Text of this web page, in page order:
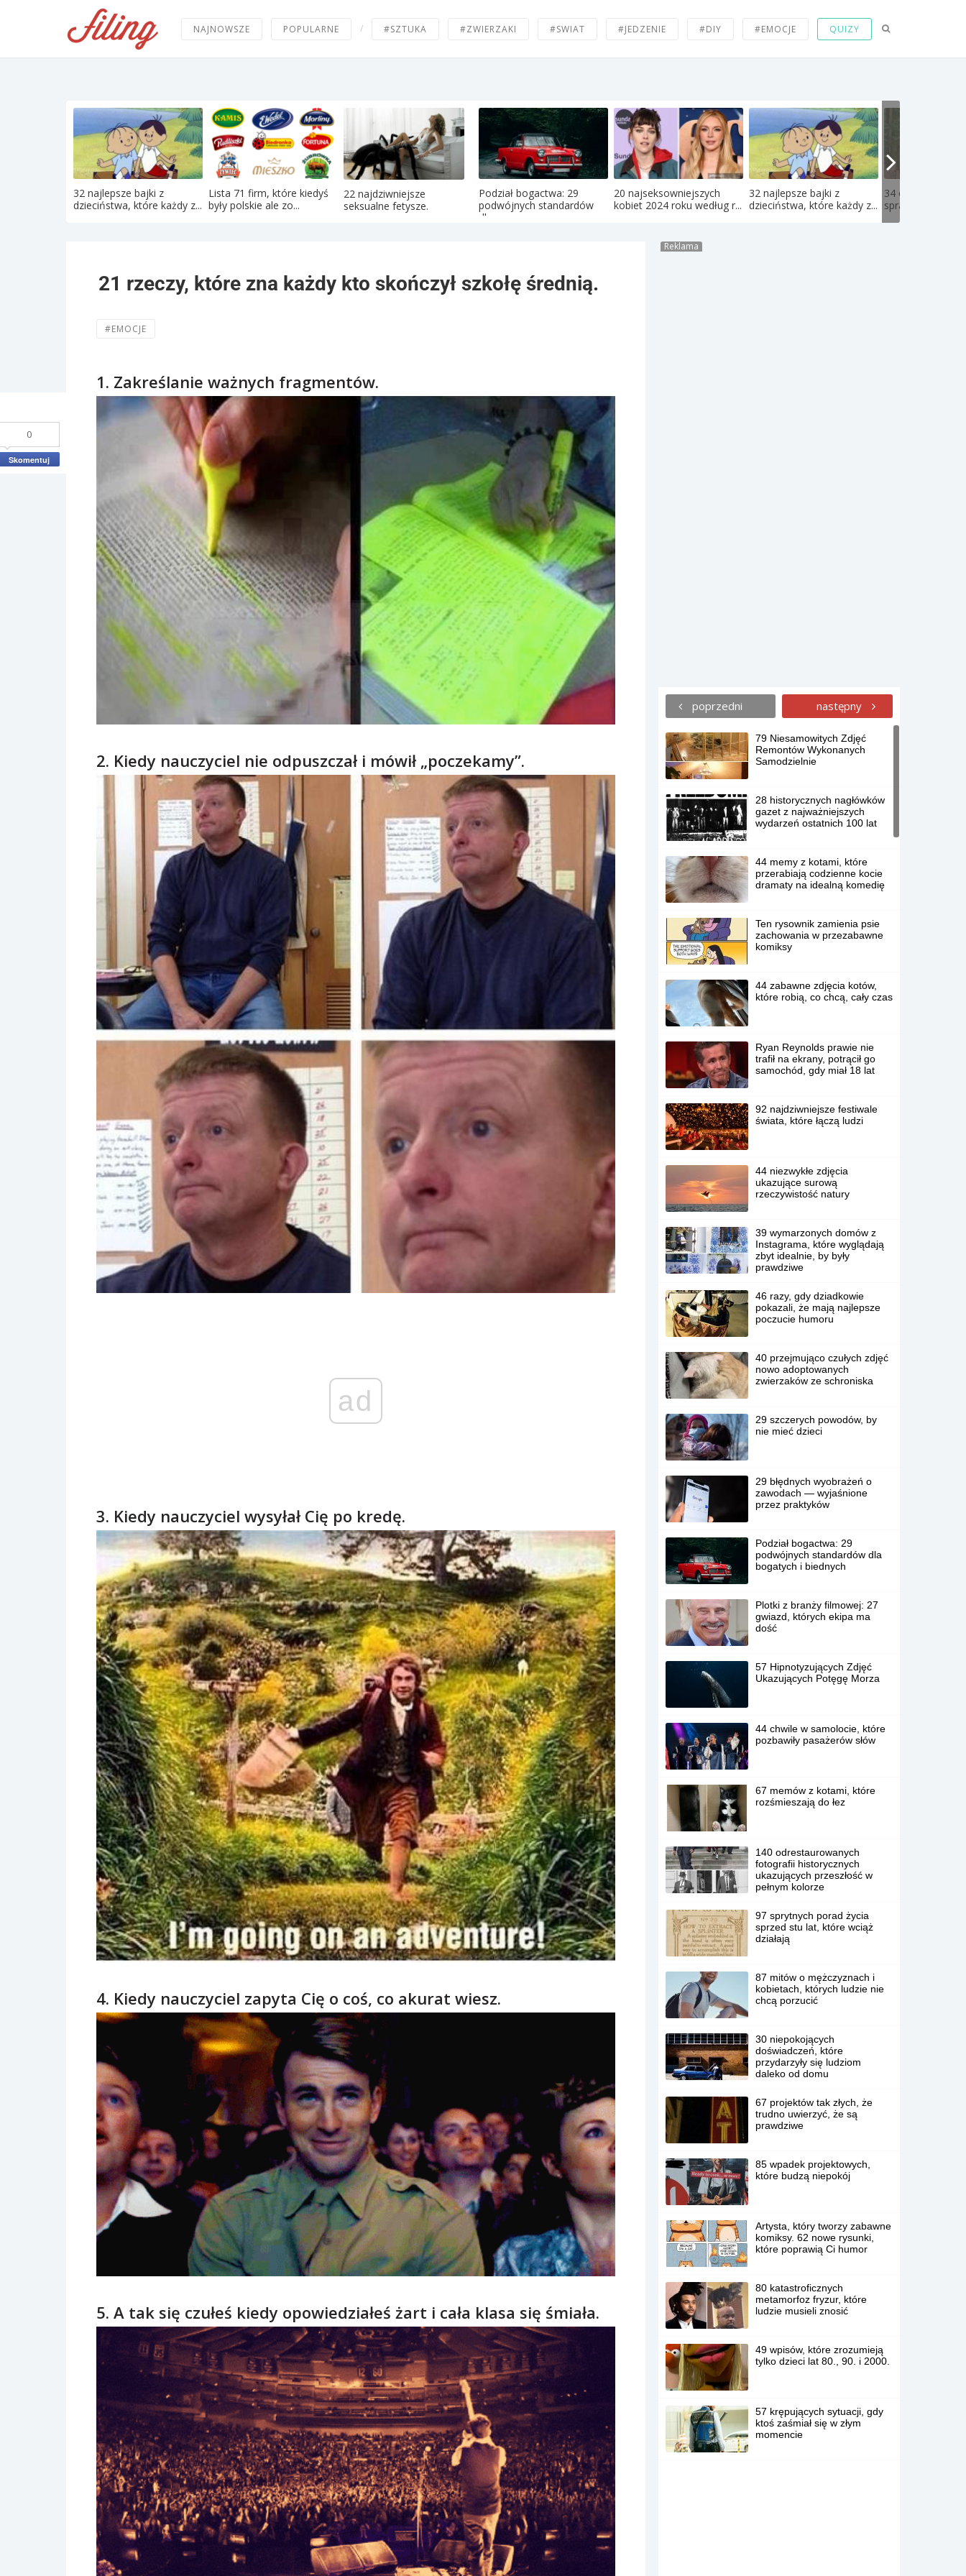
NAJNOWSZE POPULARNE / #SZTUKA #ZWIERZAKI #SWIAT #JEDZENIE #DIY #EMOCJE QUIZY
32 najlepsze bajki z
dzieciństwa, które każdy z...
Lista 71 firm, które kiedyś
były polskie ale zo...
22 najdziwniejsze
seksualne fetysze.
Podział bogactwa: 29
podwójnych standardów
dla ...
20 najseksowniejszych
kobiet 2024 roku według r...
32 najlepsze bajki z
dzieciństwa, które każdy z...
34 olbrzymie
sprawiają, że
21 rzeczy, które zna każdy kto skończył szkołę średnią.
#EMOCJE
0
Skomentuj
1. Zakreślanie ważnych fragmentów.
2. Kiedy nauczyciel nie odpuszczał i mówił „poczekamy”.
ad
3. Kiedy nauczyciel wysyłał Cię po kredę.
4. Kiedy nauczyciel zapyta Cię o coś, co akurat wiesz.
5. A tak się czułeś kiedy opowiedziałeś żart i cała klasa się śmiała.
Reklama
poprzedni następny
79 Niesamowitych Zdjęć
Remontów Wykonanych
Samodzielnie
28 historycznych nagłówków
gazet z najważniejszych
wydarzeń ostatnich 100 lat
44 memy z kotami, które
przerabiają codzienne kocie
dramaty na idealną komedię
Ten rysownik zamienia psie
zachowania w przezabawne
komiksy
44 zabawne zdjęcia kotów,
które robią, co chcą, cały czas
Ryan Reynolds prawie nie
trafił na ekrany, potrącił go
samochód, gdy miał 18 lat
92 najdziwniejsze festiwale
świata, które łączą ludzi
44 niezwykłe zdjęcia
ukazujące surową
rzeczywistość natury
39 wymarzonych domów z
Instagrama, które wyglądają
zbyt idealnie, by były
prawdziwe
46 razy, gdy dziadkowie
pokazali, że mają najlepsze
poczucie humoru
40 przejmująco czułych zdjęć
nowo adoptowanych
zwierzaków ze schroniska
29 szczerych powodów, by
nie mieć dzieci
29 błędnych wyobrażeń o
zawodach — wyjaśnione
przez praktyków
Podział bogactwa: 29
podwójnych standardów dla
bogatych i biednych
Plotki z branży filmowej: 27
gwiazd, których ekipa ma
dość
57 Hipnotyzujących Zdjęć
Ukazujących Potęgę Morza
44 chwile w samolocie, które
pozbawiły pasażerów słów
67 memów z kotami, które
rozśmieszają do łez
140 odrestaurowanych
fotografii historycznych
ukazujących przeszłość w
pełnym kolorze
97 sprytnych porad życia
sprzed stu lat, które wciąż
działają
87 mitów o mężczyznach i
kobietach, których ludzie nie
chcą porzucić
30 niepokojących
doświadczeń, które
przydarzyły się ludziom
daleko od domu
67 projektów tak złych, że
trudno uwierzyć, że są
prawdziwe
85 wpadek projektowych,
które budzą niepokój
Artysta, który tworzy zabawne
komiksy. 62 nowe rysunki,
które poprawią Ci humor
80 katastroficznych
metamorfoz fryzur, które
ludzie musieli znosić
49 wpisów, które zrozumieją
tylko dzieci lat 80., 90. i 2000.
57 krępujących sytuacji, gdy
ktoś zaśmiał się w złym
momencie